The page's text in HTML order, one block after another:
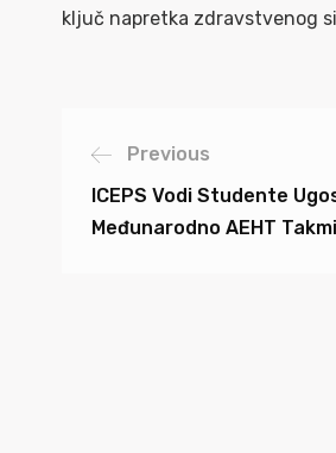
ključ napretka zdravstvenog
Previous
ICEPS Vodi Studente
Međunarodno AEHT